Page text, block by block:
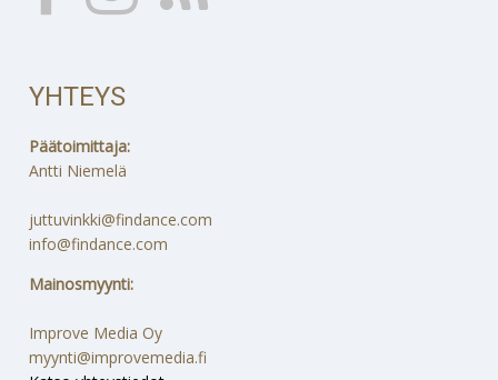
YHTEYS
Päätoimittaja:
Antti Niemelä
juttuvinkki@findance.com
info@findance.com
Mainosmyynti:
Improve Media Oy
myynti@improvemedia.fi